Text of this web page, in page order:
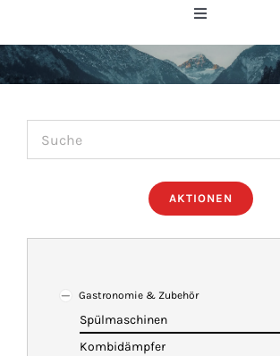
Toggle
HOME
NEWS
IMBISSANHÄNGER
KATALOG
AKTIONEN
Gastronomie & Zubehör
Spülmaschinen
Kombidämpfer